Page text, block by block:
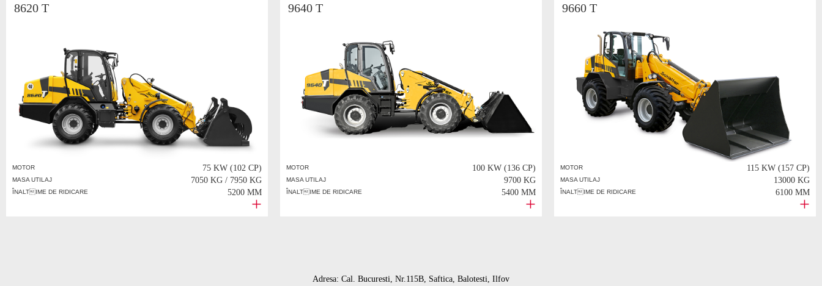
8620 T
MOTOR 75 KW (102 CP)
MASA UTILAJ 7050 KG / 7950 KG
ÎNALTIME DE RIDICARE 5200 MM
9640 T
MOTOR 100 KW (136 CP)
MASA UTILAJ 9700 KG
ÎNALTIME DE RIDICARE 5400 MM
9660 T
MOTOR 115 KW (157 CP)
MASA UTILAJ 13000 KG
ÎNALTIME DE RIDICARE 6100 MM
Adresa: Cal. Bucuresti, Nr.115B, Saftica, Balotesti, Ilfov